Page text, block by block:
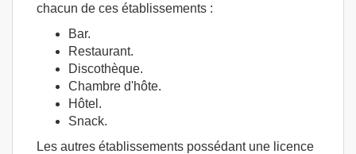
chacun de ces établissements :
Bar.
Restaurant.
Discothèque.
Chambre d'hôte.
Hôtel.
Snack.
Les autres établissements possédant une licence